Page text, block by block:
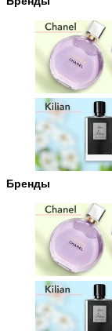
Бренды